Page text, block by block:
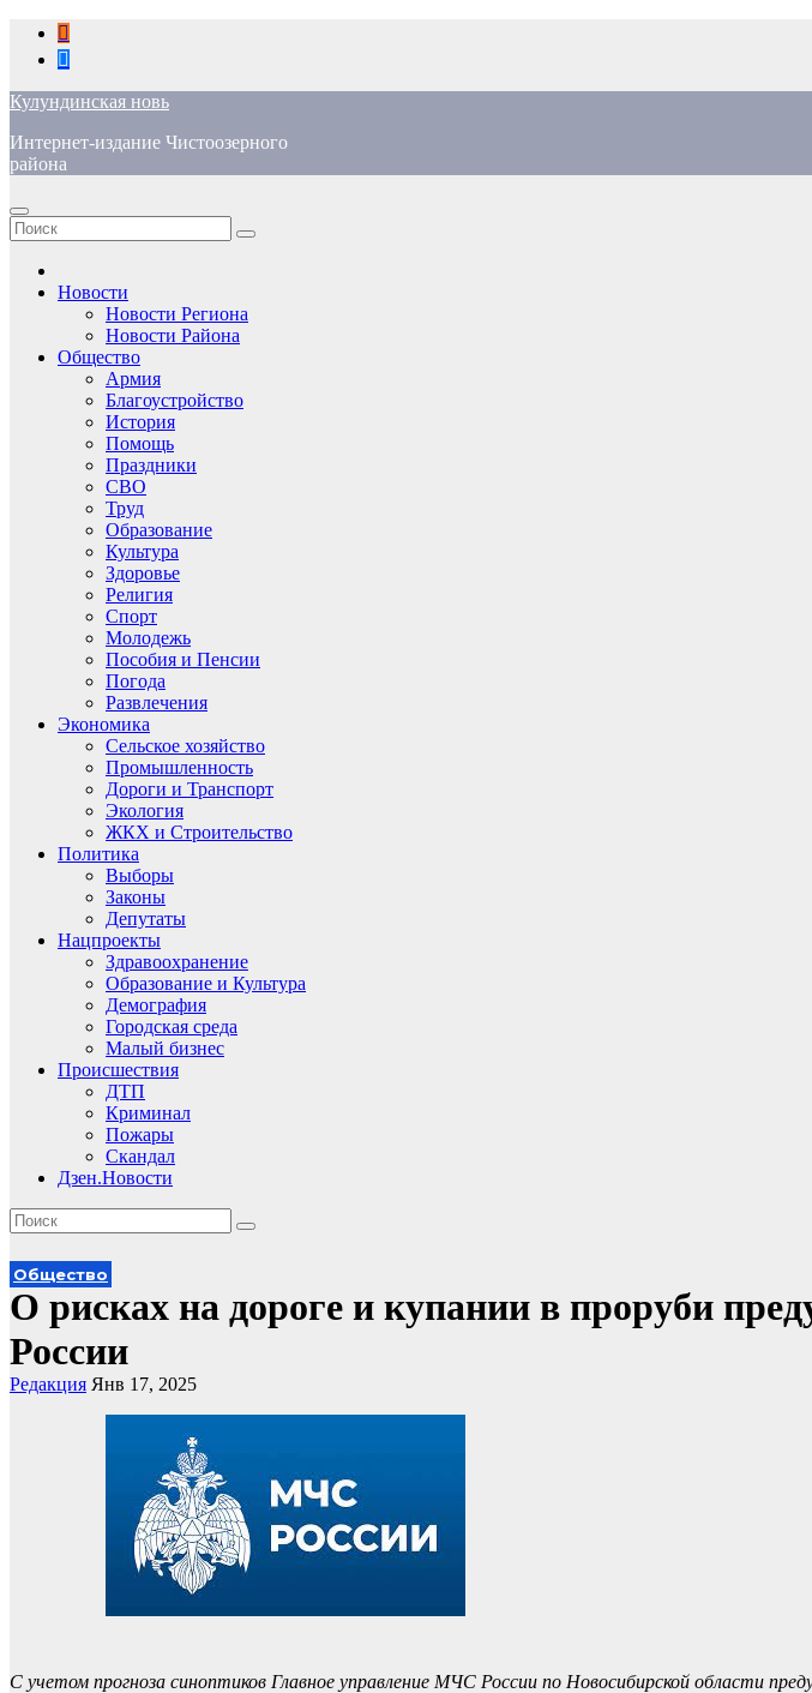
Перейти
содержимому
Кулундинская новь
Интернет-издание Чистоозерного
района
Новости
Новости Региона
Новости Района
Общество
Армия
Благоустройство
История
Помощь
Праздники
СВО
Труд
Образование
Культура
Здоровье
Религия
Спорт
Молодежь
Пособия и Пенсии
Погода
Развлечения
Экономика
Сельское хозяйство
Промышленность
Дороги и Транспорт
Экология
ЖКХ и Строительство
Политика
Выборы
Законы
Депутаты
Нацпроекты
Здравоохранение
Образование и Культура
Демография
Городская среда
Малый бизнес
Происшествия
ДТП
Криминал
Пожары
Скандал
Дзен.Новости
Общество
О рисках на дороге и купании в проруби
России
Редакция Янв 17, 2025
С учетом прогноза синоптиков Главное управление МЧС России по Новосибирской области